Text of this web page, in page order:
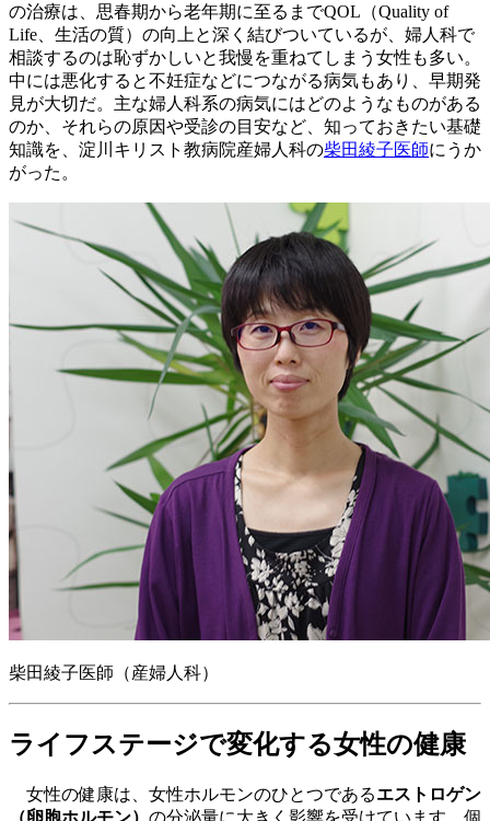
の治療は、思春期から老年期に至るまでQOL（Quality of
Life、生活の質）の向上と深く結びついているが、婦人科で
相談するのは恥ずかしいと我慢を重ねてしまう女性も多い。
中には悪化すると不妊症などにつながる病気もあり、早期発
見が大切だ。主な婦人科系の病気にはどのようなものがある
のか、それらの原因や受診の目安など、知っておきたい基礎
知識を、淀川キリスト教病院産婦人科の柴田綾子医師にうか
がった。
柴田綾子医師（産婦人科）
ライフステージで変化する女性の健康
女性の健康は、女性ホルモンのひとつであるエストロゲン
（卵胞ホルモン） の分泌量に大きく影響を受けています。個